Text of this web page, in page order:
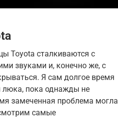
Toyota сталкиваются с
звуками и, конечно же, с
Я сам долгое время
люка, пока однажды не
замеченная проблема могла
самые